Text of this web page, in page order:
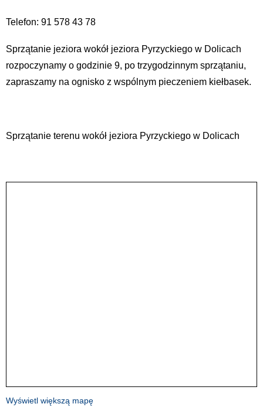
Telefon: 91 578 43 78
Sprzątanie jeziora wokół jeziora Pyrzyckiego w Dolicach
rozpoczynamy o godzinie 9, po trzygodzinnym sprzątaniu,
zapraszamy na ognisko z wspólnym pieczeniem kiełbasek.
Sprzątanie terenu wokół jeziora Pyrzyckiego w Dolicach
Wyświetl większą mapę